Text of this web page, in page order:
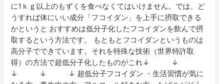
に1ｋｇ以上のもずくを食べなくてはいけません。では、ど
うすれば体にいい成分「フコイダン」を上手に摂取できる
かというと おすすめは低分子化したフコイダンを飲んで摂
取するという方法です。 もともとフコイダンというものは
高分子でできています。それを特殊な技術（世界特許取
得）の方法で超低分子化したものがこれ↓ ↓
↓ ↓ ↓ 超低分子フコイダン ・生活習慣が気に